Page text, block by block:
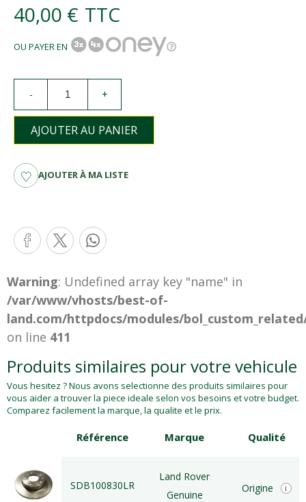
40,00 € TTC
OU PAYER EN
- +
AJOUTER AU PANIER
AJOUTER À MA LISTE
Warning: Undefined array key "name" in
/var/www/vhosts/best-of-
land.com/httpdocs/modules/
on line 411
Produits similaires pour votre vehicule
Vous hesitez ? Nous avons selectionne des produits similaires pour
vous aider a trouver la piece ideale selon vos besoins et votre budget.
Comparez facilement la marque, la qualite et le prix.
Référence Marque Qualité
SDB100830LR
Land Rover
Genuine
Origine i